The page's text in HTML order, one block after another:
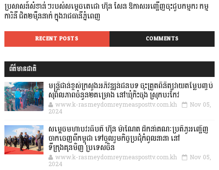
ប្រសាសន៍សំខាន់ៗរបស់សម្តេចតេជោ ហ៊ុន សែន ឱកាសអញ្ជើញចុះជួបកម្មករ កម្ម
ការិនី ជិត២ម៉ឺននាក់ ក្នុងរាជធានីភ្នំពេញ
RECENT POSTS COMMENTS
ព័ត៌មានជាតិ
មន្ត្រីជាន់ខ្ពស់ក្រសួងអភិវឌ្ឍន៍ជនបទ ចុះត្រួតពិនិត្យវាយតម្លៃបញ្ចប់
សុពលភាពចំនួន២គម្រោង នៅឃុំកិះចុង ស្រុកបរកែវ
www.k-rasmeydomreymeasposttv.com.kh Nov 05,
2024
សម្តេចមហាបវរធិបតី ហ៊ុន ម៉ាណែត ដឹកនាំគណៈប្រតិភូអញ្ជើញ
ចាកចេញពីកម្ពុជា ទៅចូលរួមកិច្ចប្រជុំកំពូលនានា នៅ
ទីក្រុងគុនមិញ ប្រទេសចិន
www.k-rasmeydomreymeasposttv.com.kh Nov 05,
2024